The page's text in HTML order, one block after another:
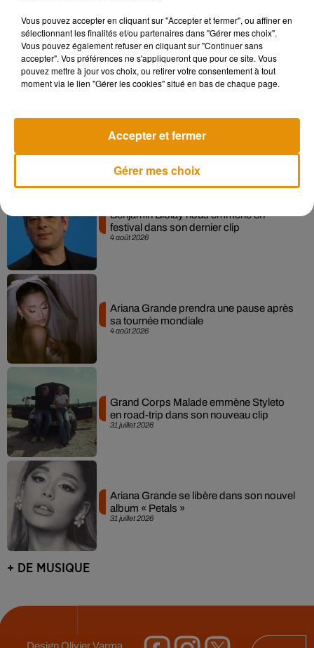
5 août 2026
Après le film, bientôt une docu-série sur
le père de Michael Jackson
4 août 2026
Tiny Desk invite Charlie Puth pour une
live session solaire
4 août 2026
Benjamin Biolay nous emmène en
festival dans son dernier clip
4 août 2026
Ariana Grande prendra une pause après
sa tournée mondiale
31 juillet 2026
Grand Corps Malade emmène Styleto
en road-trip dans son nouveau clip
31 juillet 2026
Ariana Grande se libère dans son nouvel
album « Petals »
+ DE MUSIQUE
Vous pouvez accepter en cliquant sur "Accepter et fermer", ou affiner en
sélectionnant les finalités et/ou partenaires dans "Gérer mes choix".
Vous pouvez également refuser en cliquant sur "Continuer sans
accepter". Vos préférences ne s'appliqueront que pour ce site. Vous
pouvez mettre à jour vos choix, ou retirer votre consentement à tout
moment via le lien "Gérer les cookies" situé en bas de chaque page.
Gérer mes choix
Accepter et fermer